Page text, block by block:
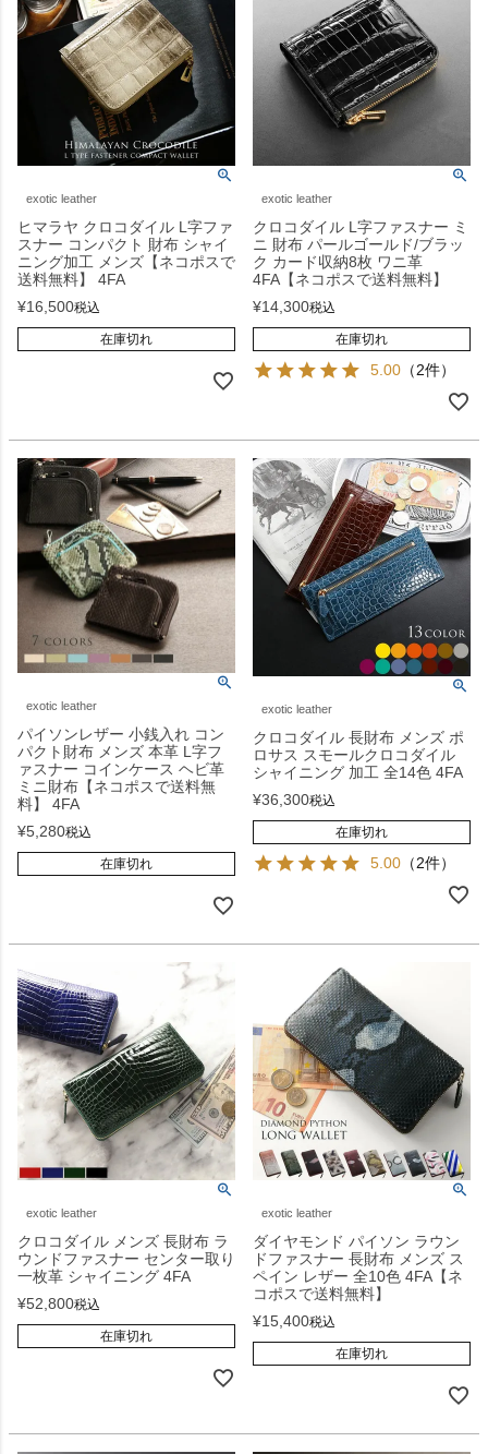
exotic leather
ヒマラヤ クロコダイル L字ファ
スナー コンパクト 財布 シャイ
ニング加工 メンズ【ネコポスで
送料無料】 4FA
¥16,500税込
在庫切れ
exotic leather
クロコダイル L字ファスナー ミ
ニ 財布 パールゴールド/ブラッ
ク カード収納8枚 ワニ革
4FA【ネコポスで送料無料】
¥14,300税込
在庫切れ
5.00 （2件）
exotic leather
パイソンレザー 小銭入れ コン
パクト財布 メンズ 本革 L字フ
ァスナー コインケース ヘビ革
ミニ財布【ネコポスで送料無
料】 4FA
¥5,280税込
在庫切れ
exotic leather
クロコダイル 長財布 メンズ ポ
ロサス スモールクロコダイル
シャイニング 加工 全14色 4FA
¥36,300税込
在庫切れ
5.00 （2件）
exotic leather
クロコダイル メンズ 長財布 ラ
ウンドファスナー センター取り
一枚革 シャイニング 4FA
¥52,800税込
在庫切れ
exotic leather
ダイヤモンド パイソン ラウン
ドファスナー 長財布 メンズ ス
ペイン レザー 全10色 4FA【ネ
コポスで送料無料】
¥15,400税込
在庫切れ